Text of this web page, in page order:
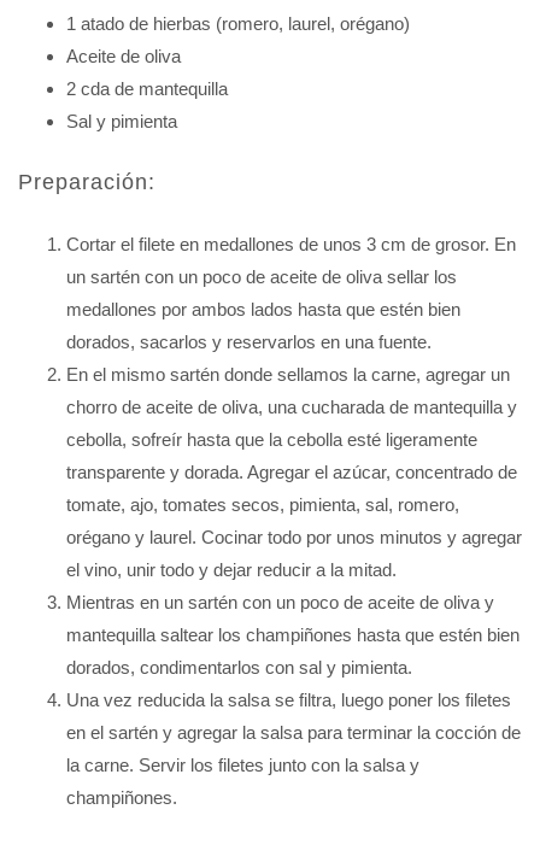
1 atado de hierbas (romero, laurel, orégano)
Aceite de oliva
2 cda de mantequilla
Sal y pimienta
Preparación:
Cortar el filete en medallones de unos 3 cm de grosor. En
un sartén con un poco de aceite de oliva sellar los
medallones por ambos lados hasta que estén bien
dorados, sacarlos y reservarlos en una fuente.
En el mismo sartén donde sellamos la carne, agregar un
chorro de aceite de oliva, una cucharada de mantequilla y
cebolla, sofreír hasta que la cebolla esté ligeramente
transparente y dorada. Agregar el azúcar, concentrado de
tomate, ajo, tomates secos, pimienta, sal, romero,
orégano y laurel. Cocinar todo por unos minutos y agregar
el vino, unir todo y dejar reducir a la mitad.
Mientras en un sartén con un poco de aceite de oliva y
mantequilla saltear los champiñones hasta que estén bien
dorados, condimentarlos con sal y pimienta.
Una vez reducida la salsa se filtra, luego poner los filetes
en el sartén y agregar la salsa para terminar la cocción de
la carne. Servir los filetes junto con la salsa y
champiñones.